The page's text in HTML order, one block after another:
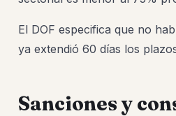
El DOF especifica que no
ya extendió 60 días los
Sanciones y